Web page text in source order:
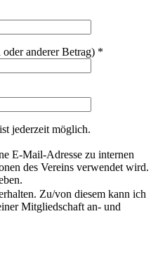
anderer Betrag) *
jederzeit möglich.
E-Mail-Adresse zu internen
des Vereins verwendet wird.
Zu/von diesem kann ich
Mitgliedschaft an- und